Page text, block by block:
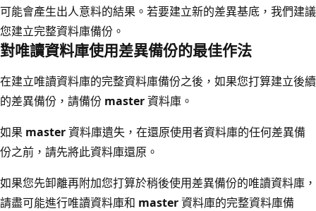
可能會產生出人意料的結果。若要建立新的差異基底，我們建議
您建立完整資料庫備份。
對唯讀資料庫使用差異備份的最佳作法
在建立唯讀資料庫的完整資料庫備份之後，如果您打算建立後續
的差異備份，請備份 master資料庫。
如果 master資料庫遺失，在還原使用者資料庫的任何差異備
份之前，請先將此資料庫還原。
如果您先卸離再附加您打算於稍後使用差異備份的唯讀資料庫，
請盡可能進行唯讀資料庫和 master資料庫的完整資料庫備